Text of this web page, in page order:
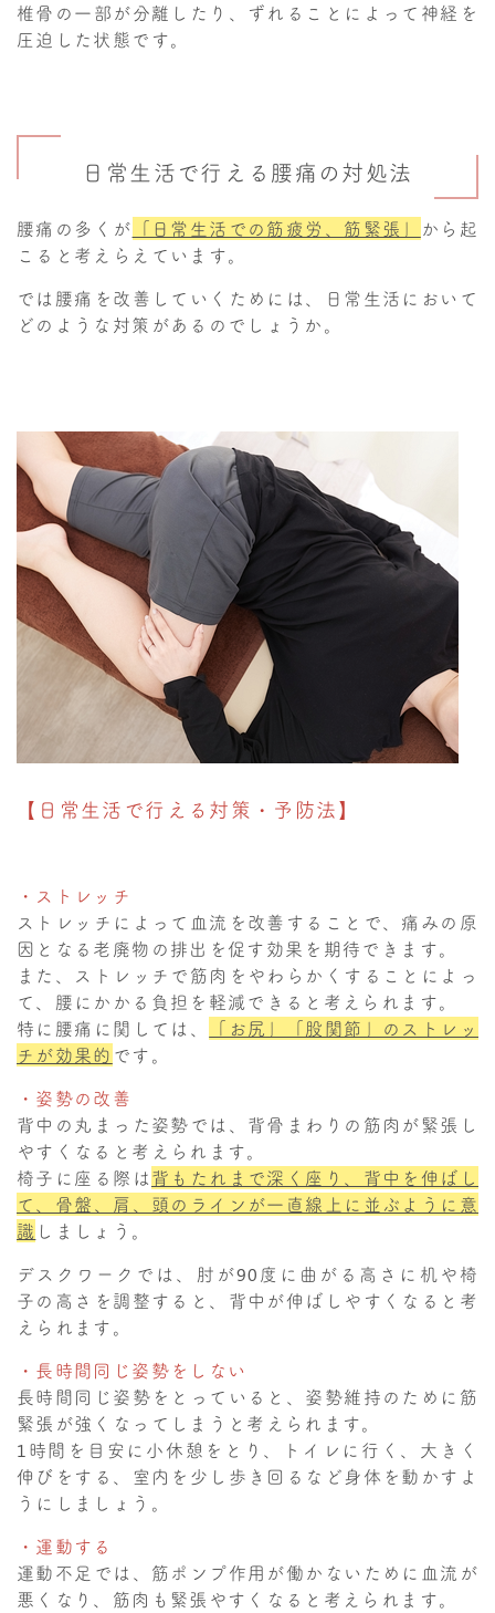
椎骨の一部が分離したり、ずれることによって神経を
圧迫した状態です。
日常生活で行える腰痛の対処法
腰痛の多くが 「日常生活での筋疲労、筋緊張」
から起
こると考えらえています。
では腰痛を改善していくためには、日常生活において
どのような対策があるのでしょうか。
【日常生活で行える対策・予防法】
・ストレッチ
ストレッチによって血流を改善することで、痛みの原
因となる老廃物の排出を促す効果を期待できます。
また、ストレッチで筋肉をやわらかくすることによっ
て、腰にかかる負担を軽減できると考えられます。
特に腰痛に関しては、
「お尻」「股関節」のストレッ
チが効果的 です。
・姿勢の改善
背中の丸まった姿勢では、背骨まわりの筋肉が緊張し
やすくなると考えられます。
椅子に座る際は背もたれまで深く座り、背中を伸ばし
て、骨盤、肩、頭のラインが一直線上に並ぶように意
識 しましょう。
デスクワークでは、肘が90度に曲がる高さに机や椅
子の高さを調整すると、背中が伸ばしやすくなると考
えられます。
・長時間同じ姿勢をしない
長時間同じ姿勢をとっていると、姿勢維持のために筋
緊張が強くなってしまうと考えられます。
1時間を目安に小休憩をとり、トイレに行く、大きく
伸びをする、室内を少し歩き回るなど身体を動かすよ
うにしましょう。
・運動する
運動不足では、筋ポンプ作用が働かないために血流が
悪くなり、筋肉も緊張やすくなると考えられます。